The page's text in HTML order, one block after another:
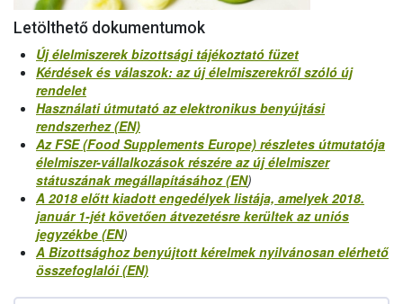
Letölthető dokumentumok
Új élelmiszerek bizottsági tájékoztató füzet
Kérdések és válaszok: az új élelmiszerekről szóló új
rendelet
Használati útmutató az elektronikus benyújtási
rendszerhez (EN)
Az FSE (Food Supplements Europe) részletes útmutatója
élelmiszer-vállalkozások részére az új élelmiszer
státuszának megállapításához (EN)
A 2018 előtt kiadott engedélyek listája, amelyek 2018.
január 1-jét követően átvezetésre kerültek az uniós
jegyzékbe (EN)
A Bizottsághoz benyújtott kérelmek nyilvánosan elérhető
összefoglalói (EN)